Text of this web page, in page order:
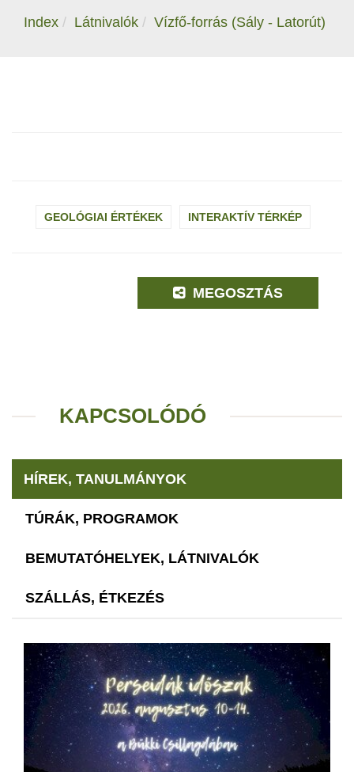
Index Látnivalók Vízfő-forrás (Sály - Latorút)
GEOLÓGIAI ÉRTÉKEK INTERAKTÍV TÉRKÉP
MEGOSZTÁS
KAPCSOLÓDÓ
HÍREK, TANULMÁNYOK
TÚRÁK, PROGRAMOK
BEMUTATÓHELYEK, LÁTNIVALÓK
SZÁLLÁS, ÉTKEZÉS